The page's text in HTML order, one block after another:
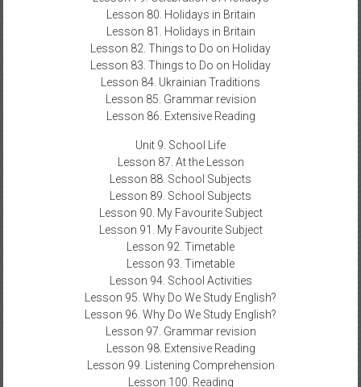
Lesson 80. Holidays in Britain
Lesson 81. Holidays in Britain
Lesson 82. Things to Do on Holiday
Lesson 83. Things to Do on Holiday
Lesson 84. Ukrainian Traditions
Lesson 85. Grammar revision
Lesson 86. Extensive Reading
Unit 9. School Life
Lesson 87. At the Lesson
Lesson 88. School Subjects
Lesson 89. School Subjects
Lesson 90. My Favourite Subject
Lesson 91. My Favourite Subject
Lesson 92. Timetable
Lesson 93. Timetable
Lesson 94. School Activities
Lesson 95. Why Do We Study English?
Lesson 96. Why Do We Study English?
Lesson 97. Grammar revision
Lesson 98. Extensive Reading
Lesson 99. Listening Comprehension
Lesson 100. Reading